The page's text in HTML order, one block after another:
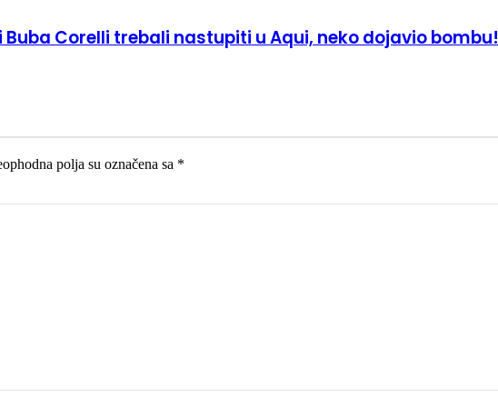
Corelli trebali nastupiti u Aqui, neko dojavio bombu!
polja su označena sa *